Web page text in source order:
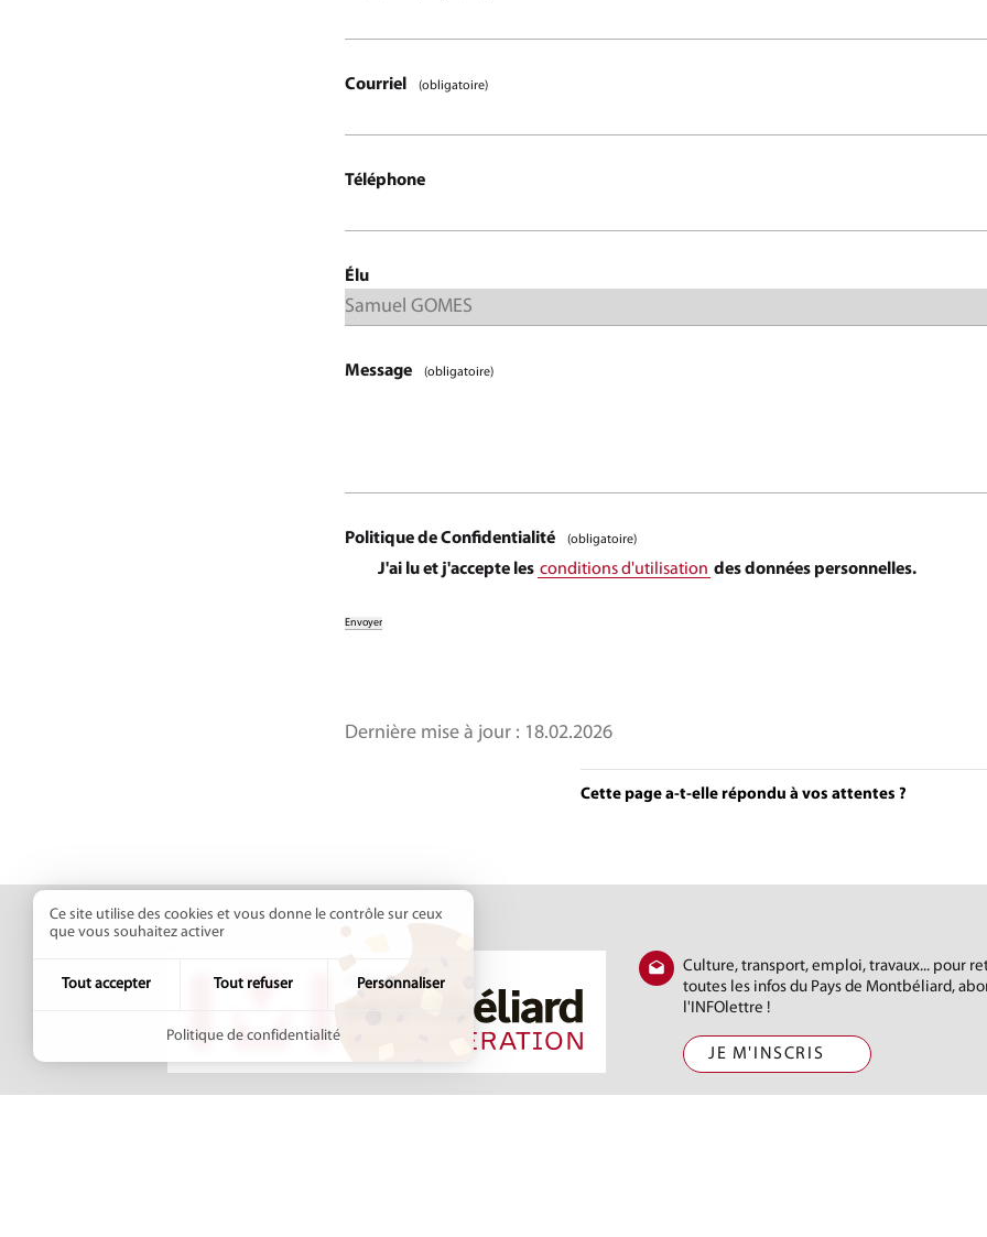
Courriel (obligatoire)
Téléphone
Élu
Message (obligatoire)
Politique de Confidentialité (obligatoire)
J'ai lu et j'accepte les conditions d'utilisation des données personnelles.
Dernière mise à jour : 18.02.2026
Cette page a-t-elle répondu à vos attentes ?
Culture, transport, emploi, travaux... pour
toutes les infos du Pays de Montbéliard,
l'INFOlettre !
JE M'INSCRIS
Ce site utilise des cookies et vous donne le contrôle sur ceux
que vous souhaitez activer
Tout accepter Tout refuser Personnaliser
Politique de confidentialité